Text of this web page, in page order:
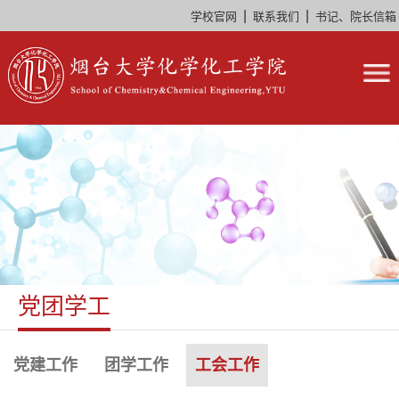
学校官网 联系我们 书记、院长信箱
党团学工
党建工作 团学工作 工会工作